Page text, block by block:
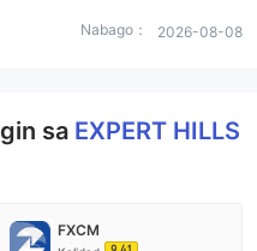
Nabago： 2026-08-08
sa EXPERT HILLS
FXCM